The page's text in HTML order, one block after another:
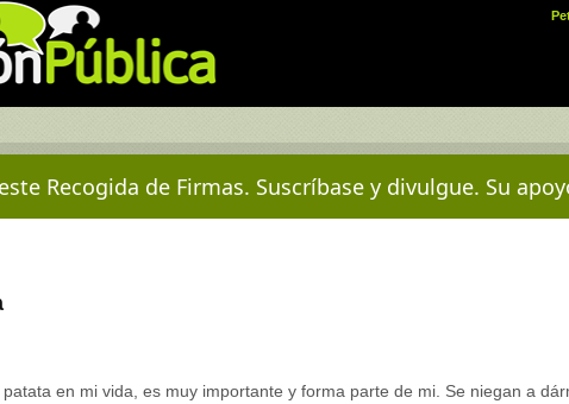
Recogida de Firmas. Suscríbase y divulgue. Su
en mi vida, es muy importante y forma parte de mi. Se niegan a